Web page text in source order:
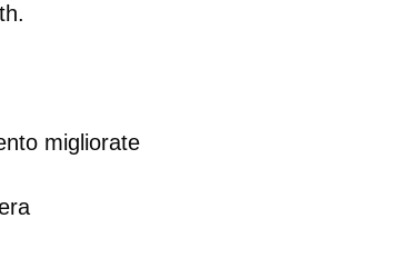
migliorate